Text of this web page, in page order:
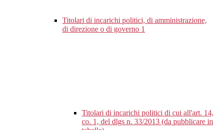
Titolari di incarichi politici, di amministrazione,
di direzione o di governo 1
Titolari di incarichi politici di cui all'art. 14,
co. 1, del dlgs n. 33/2013 (da pubblicare in